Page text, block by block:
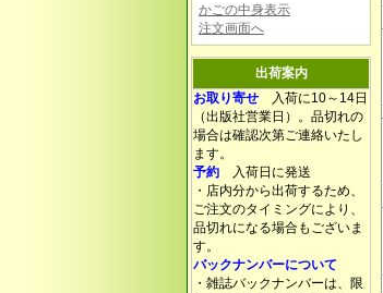
かごの中身表示
注文画面へ
出荷案内
お取り寄せ 入荷に10～14日
（出版社営業日）。品切れの
場合は確認次第ご連絡いたし
ます。
予約 入荷日に発送
・店内分から出荷するため、
ご注文のタイミングにより、
品切れになる場合もございま
す。
バックナンバーについて
・雑誌バックナンバーは、限